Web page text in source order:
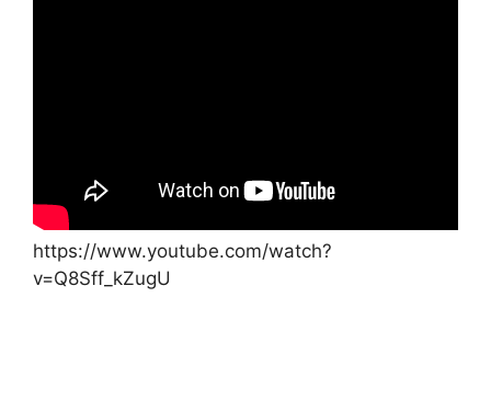
https://www.youtube.com/watch?
v=Q8Sff_kZugU